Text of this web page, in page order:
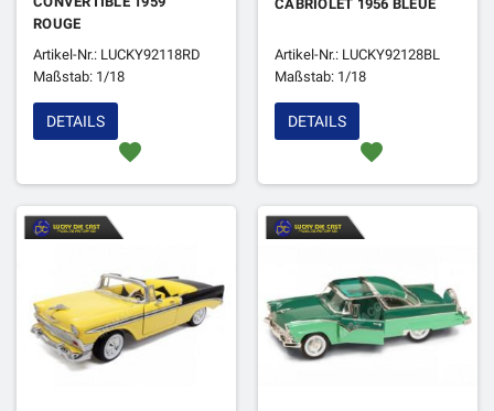
ROUGE
Artikel-Nr.: LUCKY92118RD
Maßstab: 1/18
favorite
DETAILS
CABRIOLET 1956 BLEUE
Artikel-Nr.: LUCKY92128BL
Maßstab: 1/18
favorite
DETAILS